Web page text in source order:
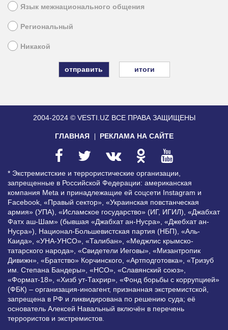
Язык межнационального общения
Региональный
Никакой
итоги
2004-2024 © VESTI.UZ ВСЕ ПРАВА ЗАЩИЩЕНЫ
ГЛАВНАЯ РЕКЛАМА НА САЙТЕ
* Экстремистские и террористические организации,
запрещенные в Российской Федерации: американская
компания Meta и принадлежащие ей соцсети Instagram и
Facebook, «Правый сектор», «Украинская повстанческая
армия» (УПА), «Исламское государство» (ИГ, ИГИЛ), «Джабхат
Фатх аш-Шам» (бывшая «Джабхат ан-Нусра», «Джебхат ан-
Нусра»), Национал-Большевистская партия (НБП), «Аль-
Каида», «УНА-УНСО», «Талибан», «Меджлис крымско-
татарского народа», «Свидетели Иеговы», «Мизантропик
Дивижн», «Братство» Корчинского, «Артподготовка», «Тризуб
им. Степана Бандеры», «НСО», «Славянский союз»,
«Формат-18», «Хизб ут-Тахрир», «Фонд борьбы с коррупцией»
(ФБК) – организация-иноагент, признанная экстремистской,
запрещена в РФ и ликвидирована по решению суда; её
основатель Алексей Навальный включён в перечень
террористов и экстремистов.